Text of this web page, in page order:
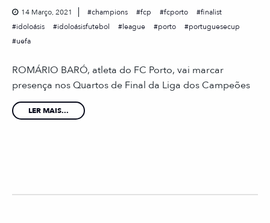
14 Março, 2021 champions fcp fcporto
finalist
idoloásis
idoloásisfutebol league porto
portuguesecup
uefa
ROMÁRIO BARÓ, atleta do FC Porto, vai marcar
presença nos Quartos de Final da Liga dos Campeões
LER MAIS...